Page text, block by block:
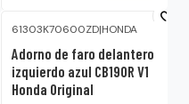
61303K70600ZD|HONDA
Adorno de faro delantero
izquierdo azul CB190R V1
Honda Original